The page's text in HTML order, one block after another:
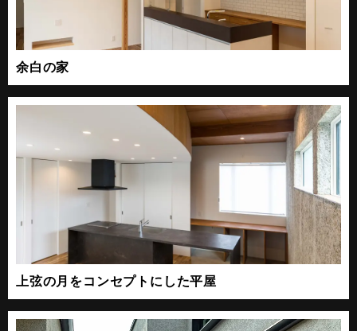
余白の家
上弦の月をコンセプトにした平屋